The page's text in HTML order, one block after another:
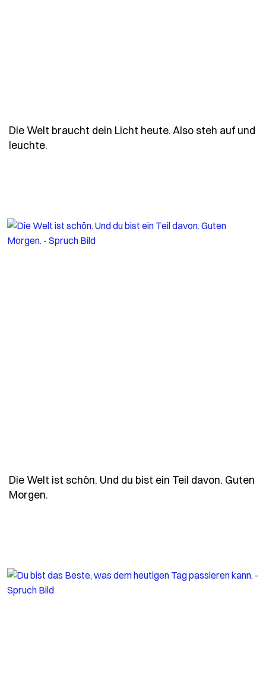
Die Welt braucht dein Licht heute. Also steh auf und
leuchte.
Die Welt ist schön. Und du bist ein Teil davon. Guten
Morgen.